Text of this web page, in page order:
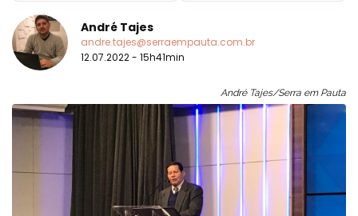
André Tajes
andre.tajes@serraempauta.com.br
12.07.2022 - 15h41min
André Tajes/Serra em Pauta